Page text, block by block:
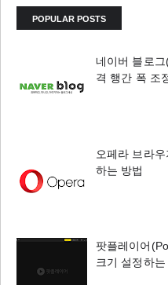
POPULAR POSTS
네이버 블로
격 행간 폭 조
오페라 브라
하는 방법
팟플레이어
크기 설정하는